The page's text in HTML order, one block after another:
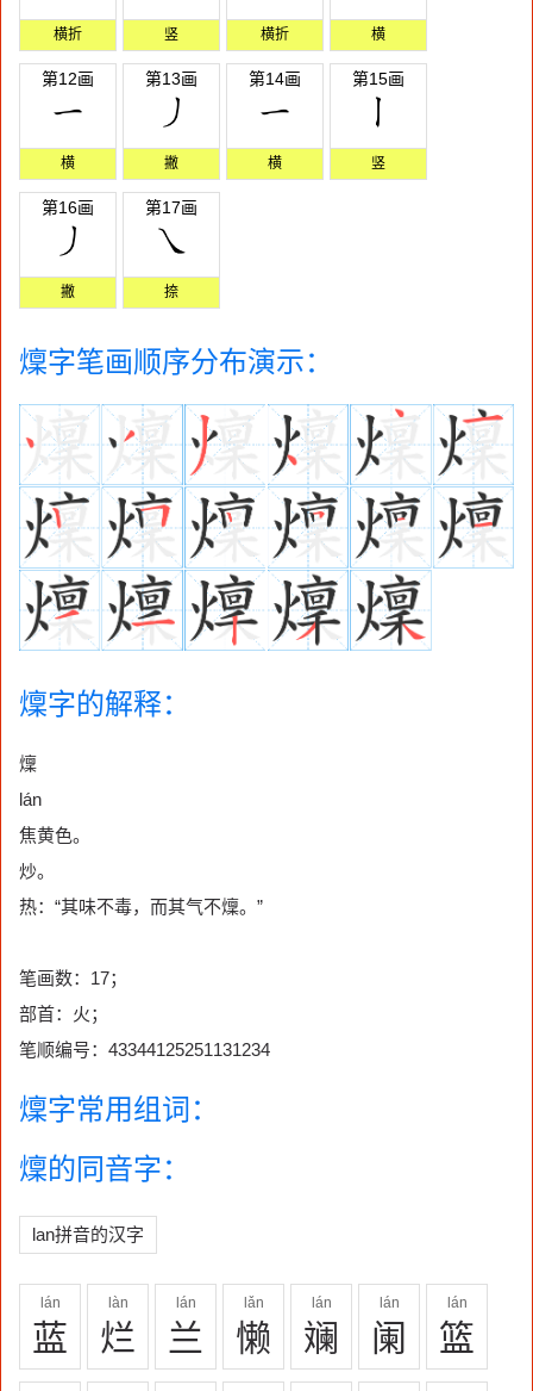
横折 竖 横折 横
第12画
横
第13画
撇
第14画
横
第15画
竖
第16画
撇
第17画
捺
燣字笔画顺序分布演示：
燣字的解释：
燣
lán
焦黄色。
炒。
热：“其味不毒，而其气不燣。”
笔画数：17；
部首：火；
笔顺编号：43344125251131234
燣字常用组词：
燣的同音字：
lan拼音的汉字
lán
蓝
làn
烂
lán
兰
lǎn
懒
lán
斓
lán
阑
lán
篮